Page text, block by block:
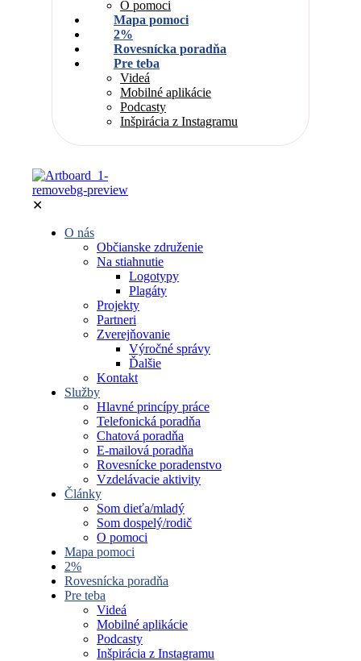
O pomoci
Mapa pomoci
2%
Rovesnícka poradňa
Pre teba
Videá
Mobilné aplikácie
Podcasty
Inšpirácia z Instagramu
✕
O nás
Občianske združenie
Na stiahnutie
Logotypy
Plagáty
Projekty
Partneri
Zverejňovanie
Výročné správy
Ďalšie
Kontakt
Služby
Hlavné princípy práce
Telefonická poradňa
Chatová poradňa
E-mailová poradňa
Rovesnícke poradenstvo
Vzdelávacie aktivity
Články
Som dieťa/mladý
Som dospelý/rodič
O pomoci
Mapa pomoci
2%
Rovesnícka poradňa
Pre teba
Videá
Mobilné aplikácie
Podcasty
Inšpirácia z Instagramu